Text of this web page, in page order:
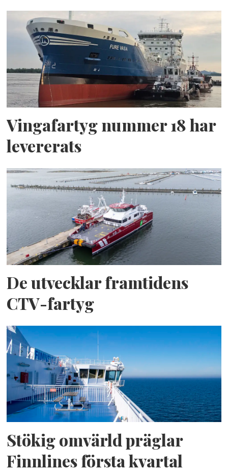
Vingafartyg nummer 18 har
levererats
De utvecklar framtidens
CTV-fartyg
Stökig omvärld präglar
Finnlines första kvartal